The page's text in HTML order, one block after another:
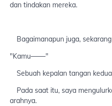
dan tindakan mereka.
Bagaimanapun juga,
"Kamu───"
Sebuah kepalan tangan
Pada saat itu, saya
arahnya.